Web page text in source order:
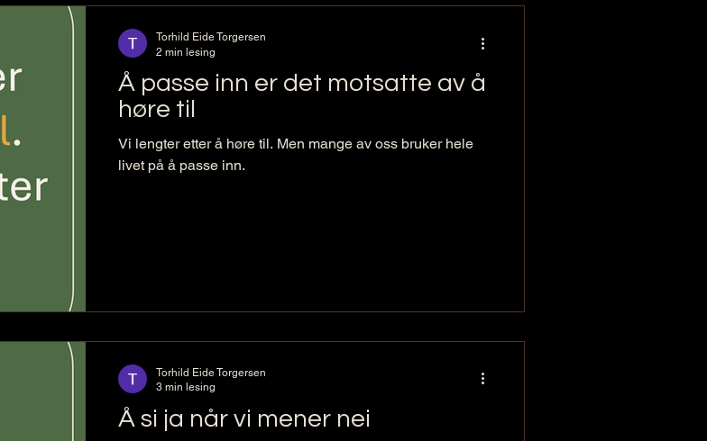
Å passe inn er det motsatte av å
høre til
Vi lengter etter å høre til. Men mange av oss bruker hele
livet på å passe inn.
Torhild Eide Torgersen
2 min lesing
Å si ja når vi mener nei
Torhild Eide Torgersen
3 min lesing